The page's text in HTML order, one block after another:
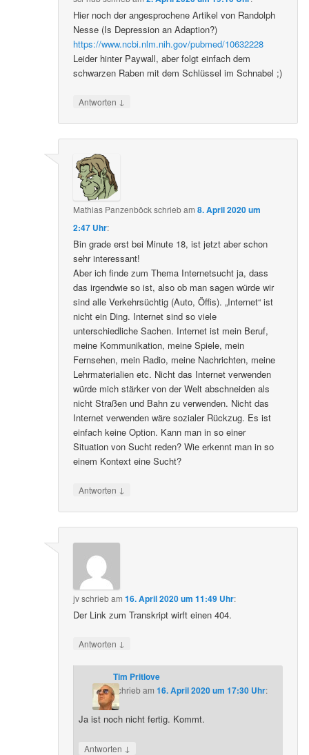
Hier noch der angesprochene Artikel von Randolph
Nesse (Is Depression an Adaption?)
https://www.ncbi.nlm.nih.gov/pubmed/10632228
Leider hinter Paywall, aber folgt einfach dem
schwarzen Raben mit dem Schlüssel im Schnabel ;)
Antworten ↓
Mathias Panzenböckschriebam8. April 2020 um
2:47 Uhr:
Bin grade erst bei Minute 18, ist jetzt aber schon
sehr interessant!
Aber ich finde zum Thema Internetsucht ja, dass
das irgendwie so ist, also ob man sagen würde wir
sind alle Verkehrsüchtig (Auto, Öffis). „Internet“ ist
nicht ein Ding. Internet sind so viele
unterschiedliche Sachen. Internet ist mein Beruf,
meine Kommunikation, meine Spiele, mein
Fernsehen, mein Radio, meine Nachrichten, meine
Lehrmaterialien etc. Nicht das Internet verwenden
würde mich stärker von der Welt abschneiden als
nicht Straßen und Bahn zu verwenden. Nicht das
Internet verwenden wäre sozialer Rückzug. Es ist
einfach keine Option. Kann man in so einer
Situation von Sucht reden? Wie erkennt man in so
einem Kontext eine Sucht?
Antworten ↓
jvschriebam16. April 2020 um 11:49 Uhr:
Der Link zum Transkript wirft einen 404.
Antworten ↓
Tim Pritlove
schriebam 16. April 2020 um 17:30 Uhr:
Ja ist noch nicht fertig. Kommt.
Antworten ↓